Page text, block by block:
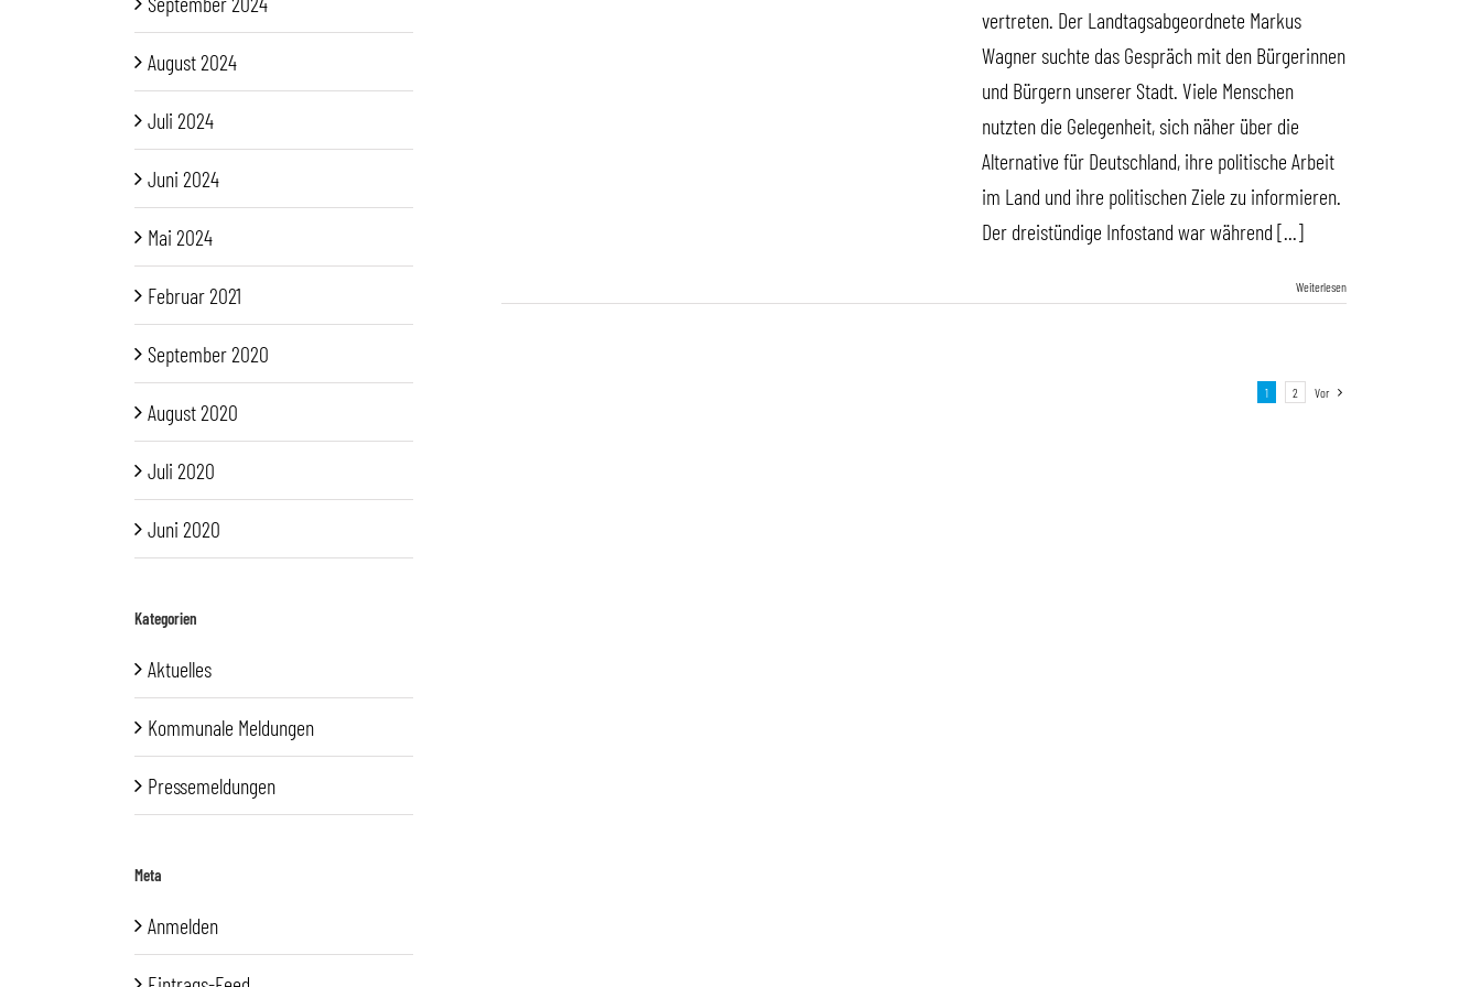
vertreten. Der Landtagsabgeordnete Markus
Wagner suchte das Gespräch mit den Bürgerinnen
und Bürgern unserer Stadt. Viele Menschen
nutzten die Gelegenheit, sich näher über die
Alternative für Deutschland, ihre politische Arbeit
im Land und ihre politischen Ziele zu informieren.
Der dreistündige Infostand war während [...]
Weiterlesen
1 2 Vor
August 2024
Juli 2024
Juni 2024
Mai 2024
Februar 2021
September 2020
August 2020
Juli 2020
Juni 2020
Kategorien
Aktuelles
Kommunale Meldungen
Pressemeldungen
Meta
Anmelden